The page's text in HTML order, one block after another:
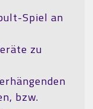
Spiel an
zu
bzw.